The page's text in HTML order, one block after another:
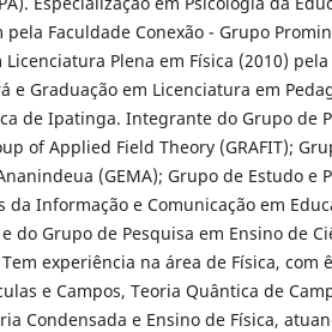
Faculdade Conexão - Grupo
Licenciatura Plena em Física (2010)
e Graduação em Licenciatura em
de Ipatinga. Integrante do Grupo de
of Applied Field Theory (GRAFIT);
(GEMA); Grupo de Estudo e
da Informação e Comunicação em
e do Grupo de Pesquisa em Ensino de
Tem experiência na área de Física, com
e Campos, Teoria Quântica de
Condensada e Ensino de Física,